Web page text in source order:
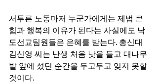
서투른 노동마저 누군가에게는 제법 큰
힘과 행복의 이유가 된다는 사실에도 낙
도선교팀원들은 은혜를 받는다. 총신대
김신영 씨는 난생 처음 낫을 들고 대나무
밭 앞에 섰던 순간을 두고두고 잊지 못할
것이다.